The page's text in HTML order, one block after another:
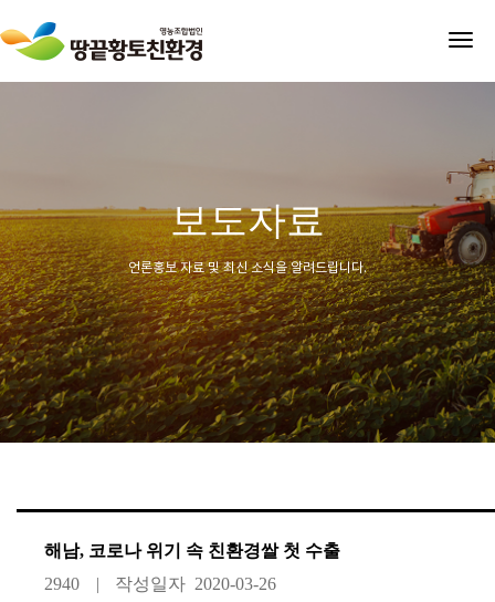
보도자료
언론홍보 자료 및 최신 소식을 알려드립니다.
해남, 코로나 위기 속 친환경쌀 첫 수출
2940
작성일자 2020-03-26